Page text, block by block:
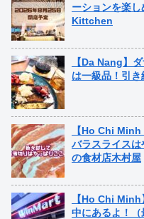
ーションを楽
Kittchen
【Da Nang】
は一級品！引
【Ho Chi
バラスライス
の食材店木村屋
【Ho Chi
中にあるよ！